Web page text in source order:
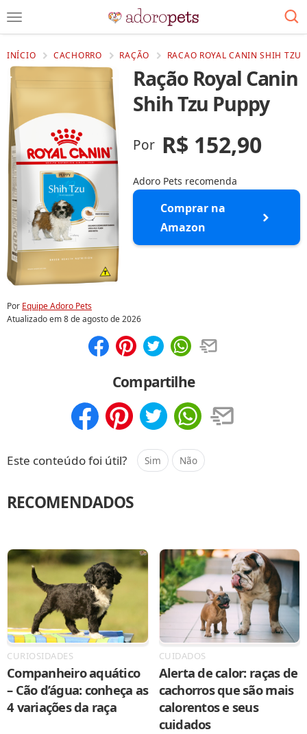
INÍCIO CACHORRO RAÇÃO RACAO ROYAL CANIN SHIH TZU
Ração Royal Canin
Shih Tzu Puppy
Por R$ 152,90
Adoro Pets recomenda
Comprar na
Amazon
Por Equipe Adoro Pets
Atualizado em8 de agosto de 2026
Compartilhe
Este conteúdo foi útil? Sim Não
RECOMENDADOS
CURIOSIDADES
Companheiro aquático
– Cão d’água: conheça as
4 variações da raça
CUIDADOS
Alerta de calor: raças de
cachorros que são mais
calorentos e seus
cuidados